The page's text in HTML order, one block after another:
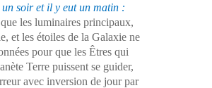
soir et il y eut un matin :
les luminaires principaux,
et les étoiles de la Galaxie ne
pour que les Êtres qui
Terre puissent se guider,
avec inversion de jour par